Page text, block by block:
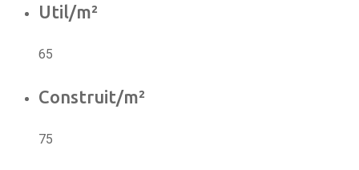
Util/m²
65
Construit/m²
75